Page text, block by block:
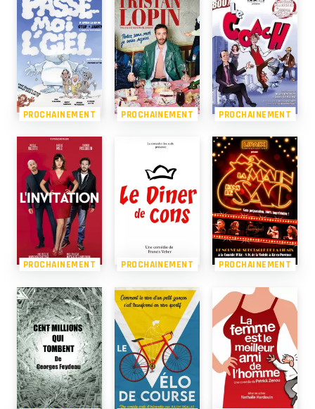
PROCHAINEMENT PROCHAINEMENT PROCHAINEMENT
PROCHAINEMENT PROCHAINEMENT PROCHAINEMENT